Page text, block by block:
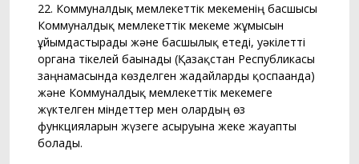
22. Коммуналдық мемлекеттік мекеменің басшысы
Коммуналдық мемлекеттік мекеме жұмысын
ұйымдастырады және басшылық етеді, уәкілетті
органға тікелей бағынады (Қазақстан Республикасы
заңнамасында көзделген жағдайларды қоспағанда)
және Коммуналдық мемлекеттік мекемеге
жүктелген міндеттер мен олардың өз
функцияларын жүзеге асыруына жеке жауапты
болады.